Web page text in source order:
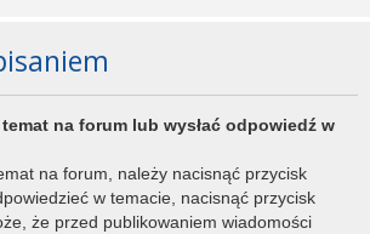
na forum lub wysłać odpowiedź w
na forum, należy nacisnąć przycisk
w temacie, nacisnąć przycisk
że przed publikowaniem wiadomości